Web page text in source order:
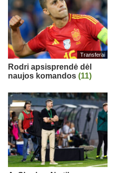
Transferai
Rodri apsisprendė dėl
naujos komandos (11)